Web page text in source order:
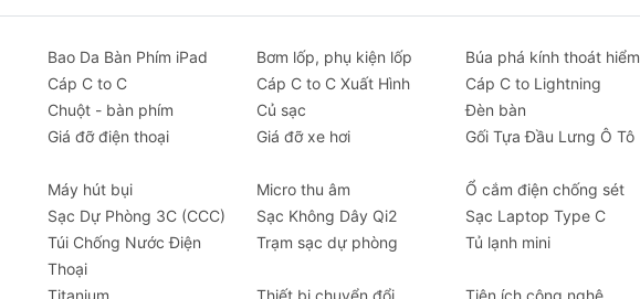
lượng pin lớn cho phép quạt hoạt động bền bỉ lên đến 10
yên tâm mang theo bên mình suốt cả ngày mà không cần lo
hợp với nhu cầu và điều kiện môi trường, mang lại trải
cơ không chổi than thế hệ mới giúpquạt đeo cổ
hoạt động
ảnh hưởng đến sự tập trung khi bạn làm việc, học tập hay
Bao Da Bàn Phím iPad Bơm lốp, phụ kiện lốp Búa phá kính thoát hiểm
Cáp C to C
Cáp C to C Xuất Hình Cáp C to Lightning
Chuột - bàn phím
Củ sạc Đèn bàn
Giá đỡ điện thoại
Giá đỡ xe hơi Gối Tựa Đầu Lưng Ô Tô
Máy hút bụi Micro thu âm Ổ cắm điện chống sét
Sạc Dự Phòng 3C (CCC)
Sạc Không Dây Qi2 Sạc Laptop Type C
Túi Chống Nước Điện
Thoại
Trạm sạc dự phòng Tủ lạnh mini
Titanium Thiết bị chuyển đổi Tiện ích công nghệ